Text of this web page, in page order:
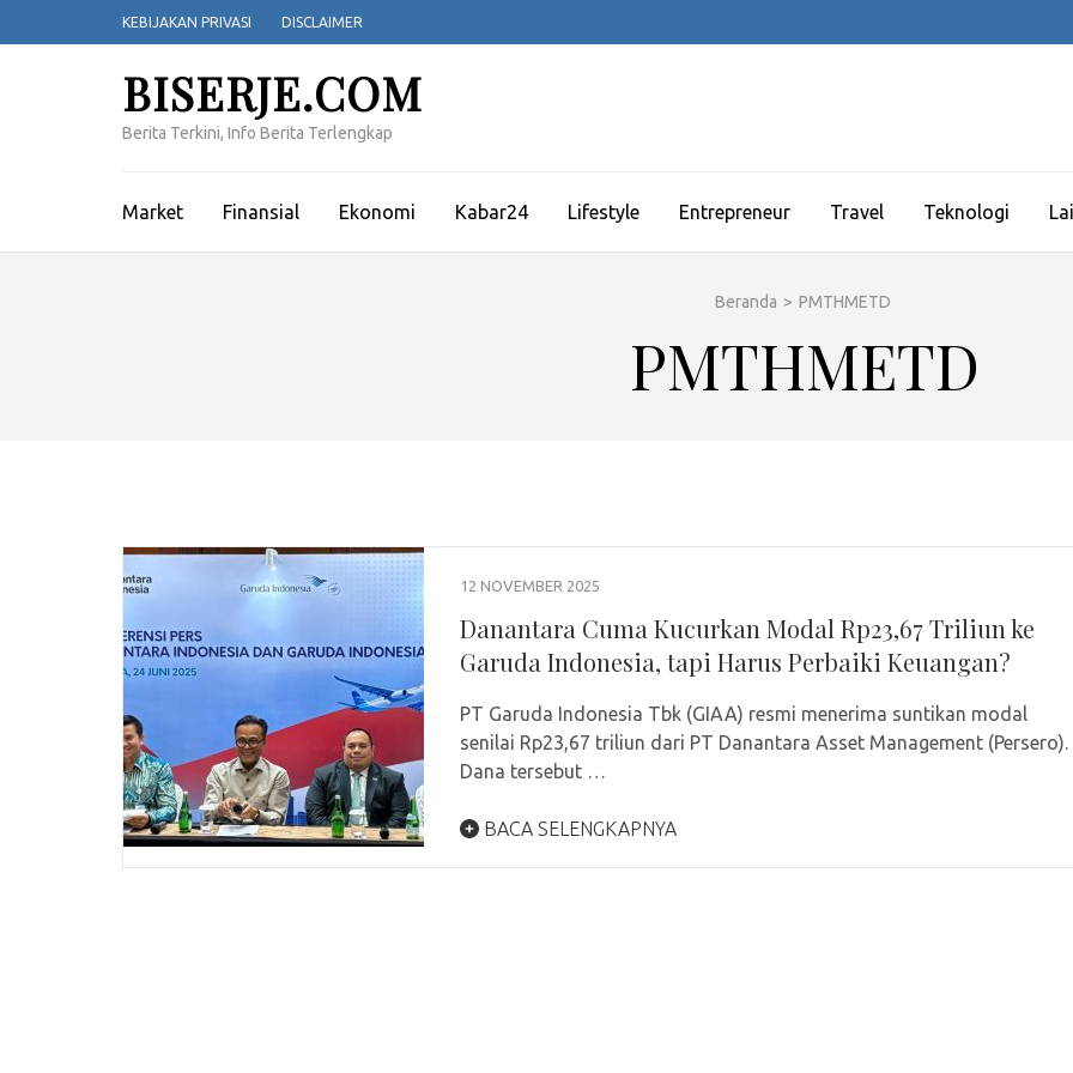
ke
KEBIJAKAN PRIVASI DISCLAIMER
BISERJE.COM
Berita Terkini, Info Berita Terlengkap
Market Finansial Ekonomi Kabar24 Lifestyle Entrepreneur Travel Teknologi
Beranda > PMTHMETD
PMTHMETD
12 NOVEMBER 2025
Danantara Cuma Kucurkan Modal Rp23,67 Triliun ke
Garuda Indonesia, tapi Harus Perbaiki Keuangan?
PT Garuda Indonesia Tbk (GIAA) resmi menerima suntikan modal
senilai Rp23,67 triliun dari PT Danantara Asset Management (Persero).
Dana tersebut …
BACA SELENGKAPNYA